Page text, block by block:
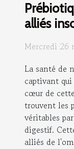
alliés
Mercredi 26
La santé de
captivant
cœur de
trouvent les
véritables
digestif.
alliés de